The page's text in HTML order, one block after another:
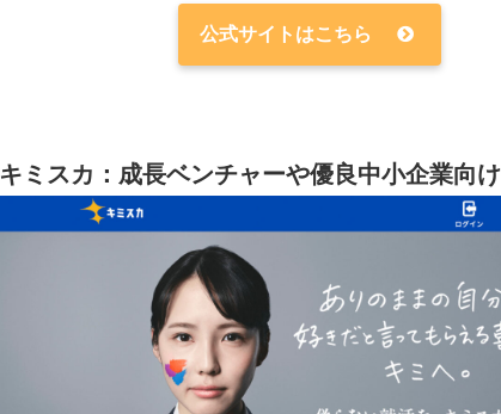
公式サイトはこちら
キミスカ：成長ベンチャーや優良中小企業向け